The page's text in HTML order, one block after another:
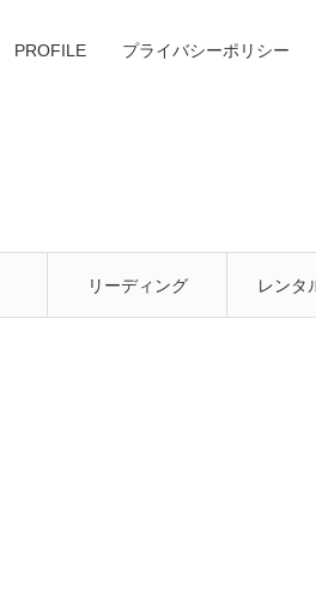
リーディング レンタ
PROFILE プライバシーポリシー